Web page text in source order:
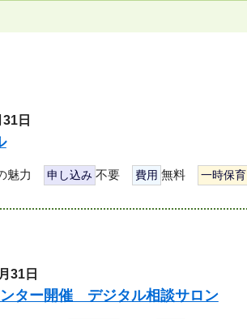
日
魅力 申し込み 不要 費用 無料 一時保育
31日
ター開催 デジタル相談サロン